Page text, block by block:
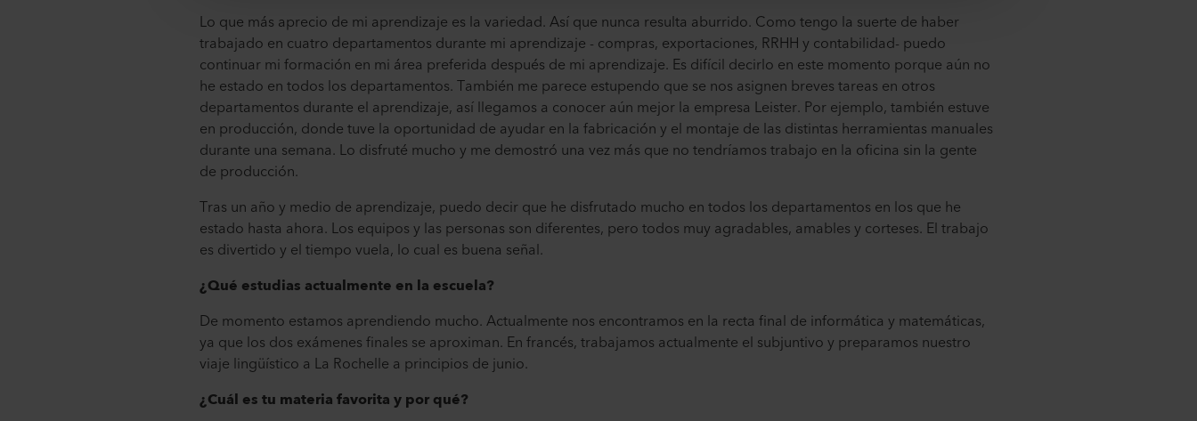
Lo que más aprecio de mi aprendizaje es la variedad. Así que nunca resulta aburrido. Como tengo la suerte de haber
trabajado en cuatro departamentos durante mi aprendizaje - compras, exportaciones, RRHH y contabilidad- puedo
continuar mi formación en mi área preferida después de mi aprendizaje. Es difícil decirlo en este momento porque aún no
he estado en todos los departamentos. También me parece estupendo que se nos asignen breves tareas en otros
departamentos durante el aprendizaje, así llegamos a conocer aún mejor la empresa Leister. Por ejemplo, también estuve
en producción, donde tuve la oportunidad de ayudar en la fabricación y el montaje de las distintas herramientas manuales
durante una semana. Lo disfruté mucho y me demostró una vez más que no tendríamos trabajo en la oficina sin la gente
de producción.
Tras un año y medio de aprendizaje, puedo decir que he disfrutado mucho en todos los departamentos en los que he
estado hasta ahora. Los equipos y las personas son diferentes, pero todos muy agradables, amables y corteses. El trabajo
es divertido y el tiempo vuela, lo cual es buena señal.
¿Qué estudias actualmente en la escuela?
De momento estamos aprendiendo mucho. Actualmente nos encontramos en la recta final de informática y matemáticas,
ya que los dos exámenes finales se aproximan. En francés, trabajamos actualmente el subjuntivo y preparamos nuestro
viaje lingüístico a La Rochelle a principios de junio.
¿Cuál es tu materia favorita y por qué?